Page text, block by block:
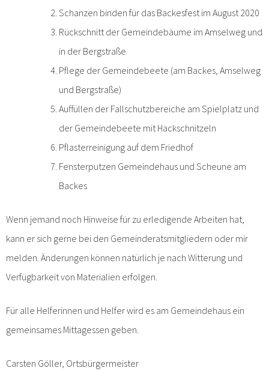
Schanzen binden für das Backesfest im August 2020
Rückschnitt der Gemeindebäume im Amselweg und
in der Bergstraße
Pflege der Gemeindebeete (am Backes, Amselweg
und Bergstraße)
Auffüllen der Fallschutzbereiche am Spielplatz und
der Gemeindebeete mit Hackschnitzeln
Pflasterreinigung auf dem Friedhof
Fensterputzen Gemeindehaus und Scheune am
Backes
Wenn jemand noch Hinweise für zu erledigende Arbeiten hat,
kann er sich gerne bei den Gemeinderatsmitgliedern oder mir
melden. Änderungen können natürlich je nach Witterung und
Verfügbarkeit von Materialien erfolgen.
Für alle Helferinnen und Helfer wird es am Gemeindehaus ein
gemeinsames Mittagessen geben.
Carsten Göller, Ortsbürgermeister